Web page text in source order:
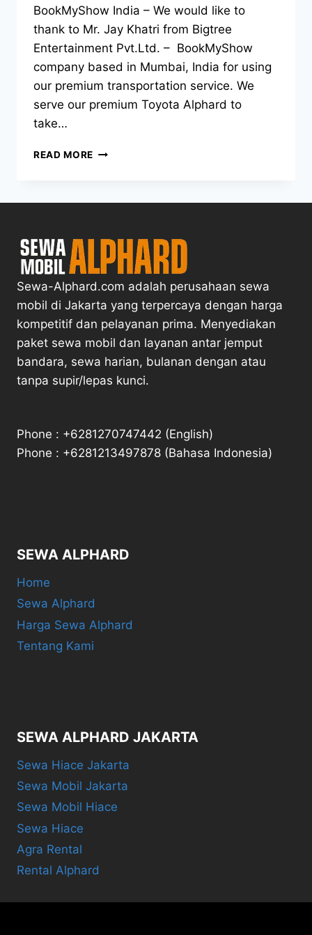
BookMyShow India – We would like to
thank to Mr. Jay Khatri from Bigtree
Entertainment Pvt.Ltd. – BookMyShow
company based in Mumbai, India for using
our premium transportation service. We
serve our premium Toyota Alphard to
take…
READ MORE SURPRISING!
KHATRI
FROM
BOOKMYSHOW
INDIA
Sewa-Alphard.com adalah perusahaan sewa
mobil di Jakarta yang terpercaya dengan harga
kompetitif dan pelayanan prima. Menyediakan
paket sewa mobil dan layanan antar jemput
bandara, sewa harian, bulanan dengan atau
tanpa supir/lepas kunci.
Phone : +6281270747442 (English)
Phone : +6281213497878 (Bahasa Indonesia)
SEWA ALPHARD
Home
Sewa Alphard
Harga Sewa Alphard
Tentang Kami
SEWA ALPHARD JAKARTA
Sewa Hiace Jakarta
Sewa Mobil Jakarta
Sewa Mobil Hiace
Sewa Hiace
Agra Rental
Rental Alphard